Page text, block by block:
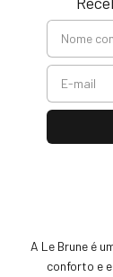
A Le Brune é
conforto e